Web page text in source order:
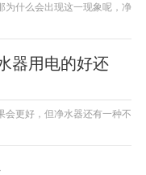
为什么会出现这一现象呢，净
器用电的好还
会更好，但净水器还有一种不